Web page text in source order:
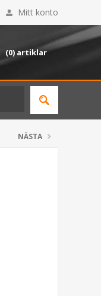
Mitt konto
(0) artiklar
NÄSTA